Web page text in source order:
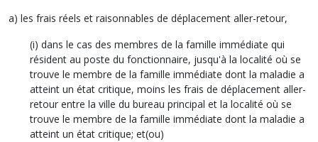
a) les frais réels et raisonnables de déplacement aller-retour,
(i) dans le cas des membres de la famille immédiate qui
résident au poste du fonctionnaire, jusqu'à la localité où se
trouve le membre de la famille immédiate dont la maladie a
atteint un état critique, moins les frais de déplacement aller-
retour entre la ville du bureau principal et la localité où se
trouve le membre de la famille immédiate dont la maladie a
atteint un état critique; et(ou)